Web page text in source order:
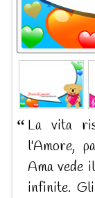
La vita
l'Amore,
Ama vede
infinite.